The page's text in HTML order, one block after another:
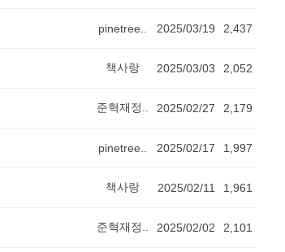
pinetree.. 2025/03/19 2,437
책사랑 2025/03/03 2,052
준혁재정.. 2025/02/27 2,179
pinetree.. 2025/02/17 1,997
책사랑 2025/02/11 1,961
준혁재정.. 2025/02/02 2,101